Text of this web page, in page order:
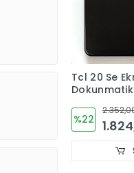
Tcl 20 Se
%22